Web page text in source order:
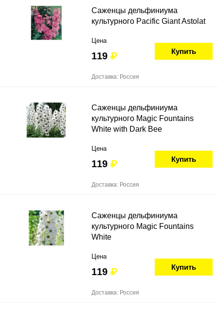
Саженцы дельфиниума
культурного Pacific Giant Astolat
Цена
119 Купить
Доставка: Россия
Саженцы дельфиниума
культурного Magic Fountains
White with Dark Bee
Цена
119 Купить
Доставка: Россия
Саженцы дельфиниума
культурного Magic Fountains
White
Цена
119 Купить
Доставка: Россия